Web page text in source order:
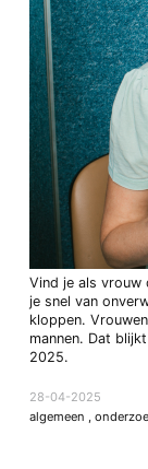
Vind je als vrouw
je snel van
kloppen.
mannen. Dat
2025.
28-04-2025
algemeen ,